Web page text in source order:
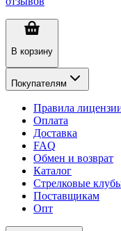
В корзину
Покупателям
Правила
Оплата
Доставка
FAQ
Обмен и возврат
Каталог
Стрелковые
Поставщикам
Опт